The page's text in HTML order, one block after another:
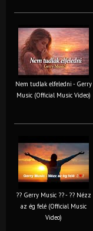
Nem tudlak elfeledni - Gerry
Music (Official Music Video)
?? Gerry Music ?? - ?? Nézz
az ég felé (Official Music
Video)